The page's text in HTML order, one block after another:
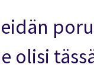
olisi